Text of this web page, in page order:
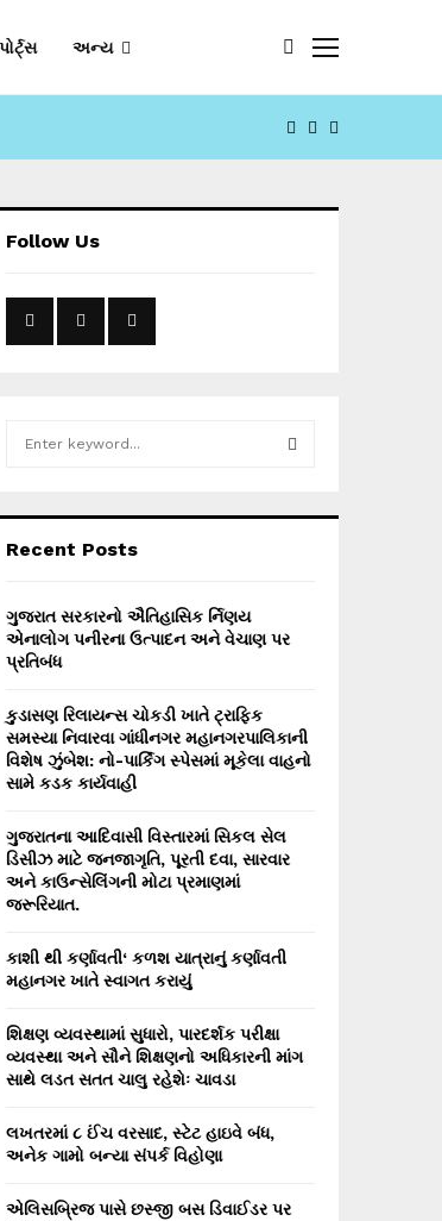
અન્ય
FACEBOOK
YOUTUBE
Follow Us
h
o
r
:
R
H
Recent Posts
ગુજરાત સરકારનો ઐતિહાસિક ર્નિણય
એનાલોગ પનીરના ઉત્પાદન અને વેચાણ પર
પ્રતિબંધ
કુડાસણ રિલાયન્સ ચોકડી ખાતે ટ્રાફિક
સમસ્યા નિવારવા ગાંધીનગર મહાનગરપાલિકાની
વિશેષ ઝુંબેશ: નો-પાર્કિંગ સ્પેસમાં મૂકેલા વાહનો
સામે કડક કાર્યવાહી
ગુજરાતના આદિવાસી વિસ્તારમાં સિકલ સેલ
ડિસીઝ માટે જનજાગૃતિ, પૂરતી દવા, સારવાર
અને કાઉન્સેલિંગની મોટા પ્રમાણમાં
જરૂરિયાત.
કાશી થી કર્ણાવતી‘ કળશ યાત્રાનું કર્ણાવતી
મહાનગર ખાતે સ્વાગત કરાયું
શિક્ષણ વ્યવસ્થામાં સુધારો, પારદર્શક પરીક્ષા
વ્યવસ્થા અને સૌને શિક્ષણનો અધિકારની માંગ
સાથે લડત સતત ચાલુ રહેશેઃ ચાવડા
લખતરમાં ૮ ઈંચ વરસાદ, સ્ટેટ હાઇવે બંધ,
અનેક ગામો બન્યા સંપર્ક વિહોણા
એલિસબ્રિજ પાસે છસ્જી બસ ડિવાઈડર પર